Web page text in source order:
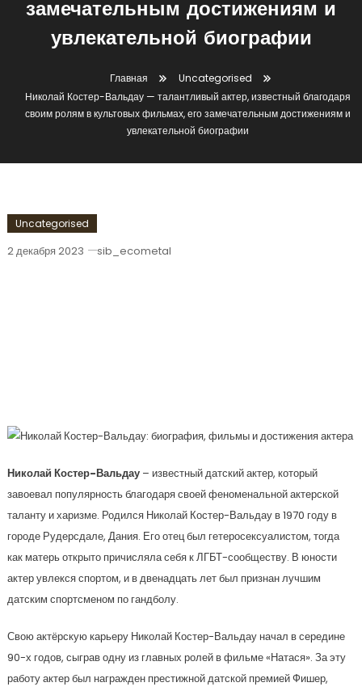
замечательным достижениям и
увлекательной биографии
Главная
Uncategorised
Николай Костер-Вальдау — талантливый актер, известный благодаря
своим ролям в культовых фильмах, его замечательным достижениям и
увлекательной биографии
Uncategorised
2 декабря 2023 sib_ecometal
Николай Костер-Вальдау– известный датский актер, который
завоевал популярность благодаря своей феноменальной актерской
таланту и харизме. Родился Николай Костер-Вальдау в 1970 году в
городе Рудерсдале, Дания. Его отец был гетеросексуалистом, тогда
как матерь открыто причисляла себя к ЛГБТ-сообществу. В юности
актер увлекся спортом, и в двенадцать лет был признан лучшим
датским спортсменом по гандболу.
Свою актёрскую карьеру Николай Костер-Вальдау начал в середине
90-х годов, сыграв одну из главных ролей в фильме «Натася». За эту
работу актер был награжден престижной датской премией Фишер,